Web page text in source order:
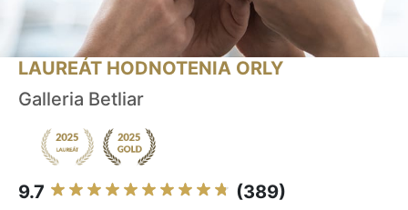
LAUREÁT HODNOTENIA ORLY
Galleria Betliar
9.7 (389)